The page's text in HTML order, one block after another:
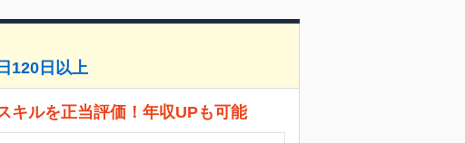
120日以上
ルを正当評価！年収UPも可能